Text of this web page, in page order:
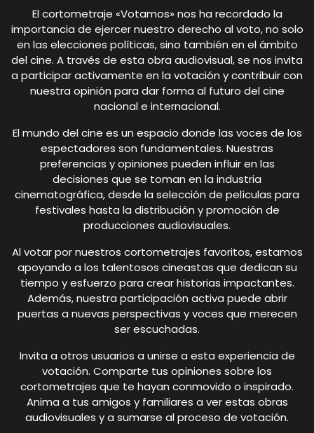
El cortometraje «Votamos» nos ha recordado la
importancia de ejercer nuestro derecho al voto, no solo
en las elecciones políticas, sino también en el ámbito
del cine. A través de esta obra audiovisual, se nos invita
a participar activamente en la votación y contribuir con
nuestra opinión para dar forma al futuro del cine
nacional e internacional.
El mundo del cine es un espacio donde las voces de los
espectadores son fundamentales. Nuestras
preferencias y opiniones pueden influir en las
decisiones que se toman en la industria
cinematográfica, desde la selección de películas para
festivales hasta la distribución y promoción de
producciones audiovisuales.
Al votar por nuestros cortometrajes favoritos, estamos
apoyando a los talentosos cineastas que dedican su
tiempo y esfuerzo para crear historias impactantes.
Además, nuestra participación activa puede abrir
puertas a nuevas perspectivas y voces que merecen
ser escuchadas.
Invita a otros usuarios a unirse a esta experiencia de
votación. Comparte tus opiniones sobre los
cortometrajes que te hayan conmovido o inspirado.
Anima a tus amigos y familiares a ver estas obras
audiovisuales y a sumarse al proceso de votación.